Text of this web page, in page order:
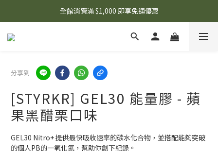
🌟 想知道現在有什麼優惠嗎？ 點擊查看最新優惠！
全館消費滿 $1,000 即享免運優惠
🌟 想知道現在有什麼優惠嗎？ 點擊查看最新優惠！
分享到
[STYRKR] GEL30 能量膠 - 蘋
果黑醋栗口味
GEL30 Nitro+ 提供最快吸收速率的碳水化合物，並搭配能夠突破
的個人PB的一氧化氮，幫助你創下紀錄。